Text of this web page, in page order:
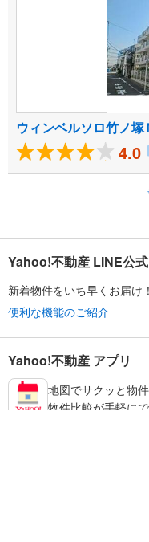
ウィンベルソロ竹ノ塚
4.0
Yahoo!不動産 LINE公
新着物件をいち早くお届け！
便利な機能のご紹介
Yahoo!不動産 アプリ
地図でサクッと物
物件比較が手軽に